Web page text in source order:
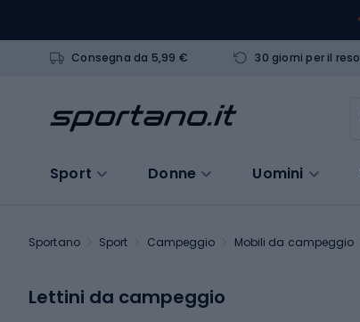
Consegna da 5,99 € 30 giorni per il reso
Sport Donne Uomini
Sportano Sport Campeggio Mobili da campeggio
Lettini da campeggio